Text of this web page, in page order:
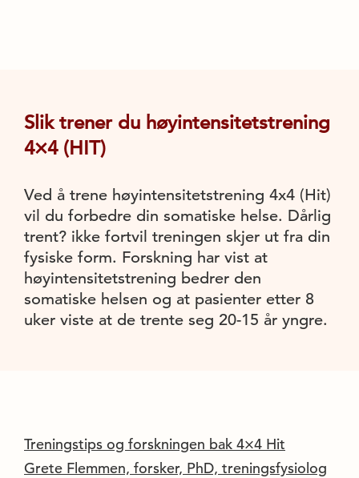
Slik trener du høyintensitetstrening
4×4 (HIT)
Ved å trene høyintensitetstrening 4x4 (Hit)
vil du forbedre din somatiske helse. Dårlig
trent? ikke fortvil treningen skjer ut fra din
fysiske form. Forskning har vist at
høyintensitetstrening bedrer den
somatiske helsen og at pasienter etter 8
uker viste at de trente seg 20-15 år yngre.
Treningstips og forskningen bak 4×4 Hit
Grete Flemmen, forsker, PhD, treningsfysiolog